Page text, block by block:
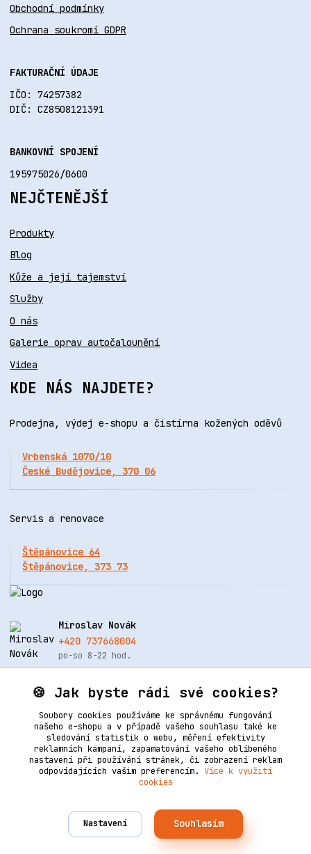
Obchodní podmínky
Ochrana soukromí GDPR
FAKTURAČNÍ ÚDAJE
IČO: 74257382
DIČ: CZ8508121391
BANKOVNÍ SPOJENÍ
195975026/0600
NEJČTENĚJŠÍ
Produkty
Blog
Kůže a její tajemství
Služby
O nás
Galerie oprav autočalounění
Videa
KDE NÁS NAJDETE?
Prodejna, výdej e-shopu a čistírna kožených oděvů
Vrbenská 1070/10
České Budějovice, 370 06
Servis a renovace
Štěpánovice 64
Štěpánovice, 373 73
Miroslav Novák
+420 737668004
po-so 8-22 hod.
info@renovacekuze.cz
2006–2025 © Ledertechnik | Všechna práva vyhrazena. Design
Vytvořeno na Eshop-rychle.cz
🍪 Jak byste rádi své cookies?
Soubory cookies používáme ke správnému fungování
našeho e-shopu a v případě vašeho souhlasu také ke
sledování statistik o webu, měření efektivity
reklamních kampaní, zapamatování vašeho oblíbeného
nastavení při používání stránek, či zobrazení reklam
odpovídajících vašim preferencím. Více k využití
cookies
Nastavení Souhlasím